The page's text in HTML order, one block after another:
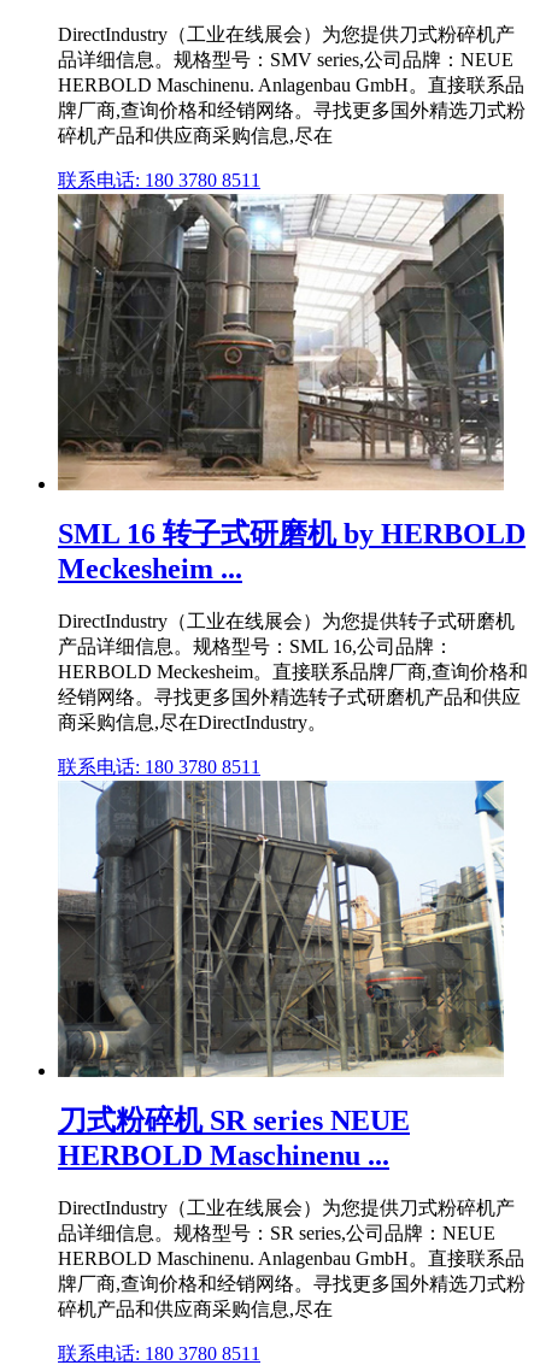
DirectIndustry（工业在线展会）为您提供刀式粉碎机产
品详细信息。规格型号：SMV series,公司品牌：NEUE
HERBOLD Maschinenu. Anlagenbau GmbH。直接联系品
牌厂商,查询价格和经销网络。寻找更多国外精选刀式粉
碎机产品和供应商采购信息,尽在
联系电话: 180 3780 8511
SML 16 转子式研磨机 by HERBOLD
Meckesheim ...
DirectIndustry（工业在线展会）为您提供转子式研磨机
产品详细信息。规格型号：SML 16,公司品牌：
HERBOLD Meckesheim。直接联系品牌厂商,查询价格和
经销网络。寻找更多国外精选转子式研磨机产品和供应
商采购信息,尽在DirectIndustry。
联系电话: 180 3780 8511
刀式粉碎机 SR series NEUE
HERBOLD Maschinenu ...
DirectIndustry（工业在线展会）为您提供刀式粉碎机产
品详细信息。规格型号：SR series,公司品牌：NEUE
HERBOLD Maschinenu. Anlagenbau GmbH。直接联系品
牌厂商,查询价格和经销网络。寻找更多国外精选刀式粉
碎机产品和供应商采购信息,尽在
联系电话: 180 3780 8511